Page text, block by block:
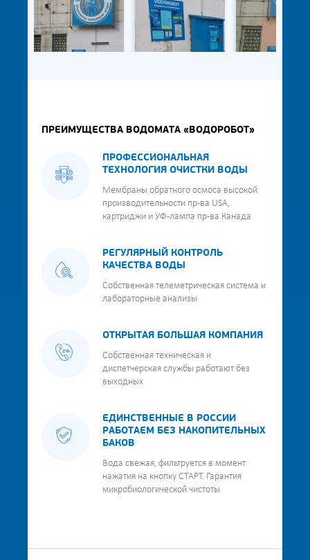
ПРЕИМУЩЕСТВА ВОДОМАТА «ВОДОРОБОТ»
ПРОФЕССИОНАЛЬНАЯ
ТЕХНОЛОГИЯ ОЧИСТКИ ВОДЫ
Мембраны обратного осмоса высокой
производительности пр-ва USA,
картриджи и УФ-лампа пр-ва Канада
РЕГУЛЯРНЫЙ КОНТРОЛЬ
КАЧЕСТВА ВОДЫ
Собственная телеметрическая система и
лабораторные анализы
ОТКРЫТАЯ БОЛЬШАЯ КОМПАНИЯ
Собственная техническая и
диспетчерская службы работают без
выходных
ЕДИНСТВЕННЫЕ В РОССИИ
РАБОТАЕМ БЕЗ НАКОПИТЕЛЬНЫХ
БАКОВ
Вода свежая, фильтруется в момент
нажатия на кнопку СТАРТ. Гарантия
микробиологической чистоты